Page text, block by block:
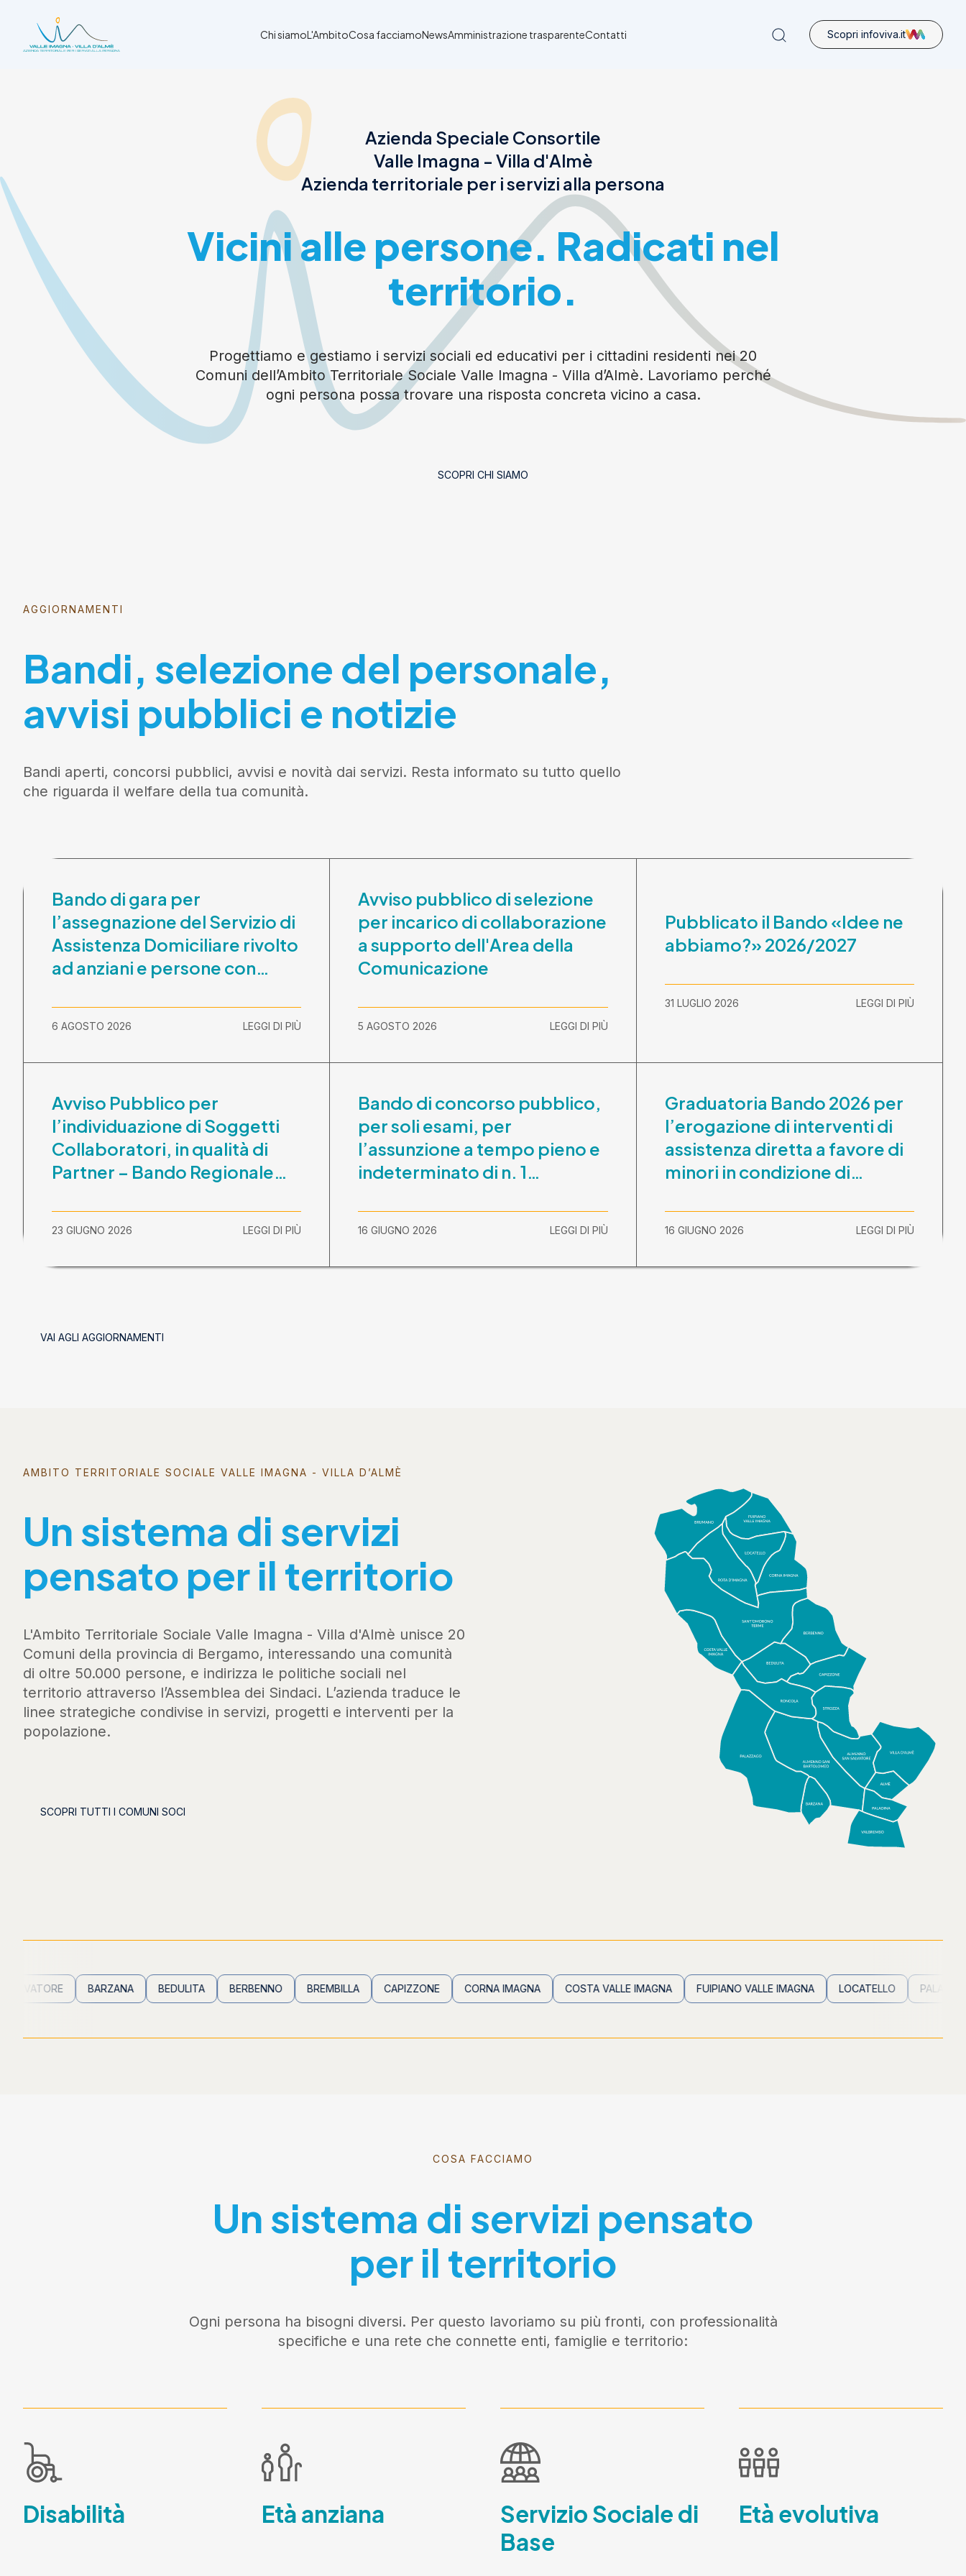
Chi siamoL'AmbitoCosa facciamoNewsAmministrazione trasparenteContatti Scopri infoviva.it
Azienda Speciale Consortile
Valle Imagna - Villa d'Almè
Azienda territoriale per i servizi alla persona
Vicini alle persone. Radicati nel
territorio.
Progettiamo e gestiamo i servizi sociali ed educativi per i cittadini residenti nei 20
Comuni dell’Ambito Territoriale Sociale Valle Imagna - Villa d’Almè. Lavoriamo perché
ogni persona possa trovare una risposta concreta vicino a casa.
SCOPRI CHI SIAMO
AGGIORNAMENTI
Bandi, selezione del personale,
avvisi pubblici e notizie
Bandi aperti, concorsi pubblici, avvisi e novità dai servizi. Resta informato su tutto quello
che riguarda il welfare della tua comunità.
Bando di gara per
l’assegnazione del Servizio di
Assistenza Domiciliare rivolto
ad anziani e persone con
ottobre 2026-30 settembre
2029
6 AGOSTO 2026 LEGGI DI PIÙ
Avviso pubblico di selezione
per incarico di collaborazione
a supporto dell'Area della
Comunicazione
5 AGOSTO 2026 LEGGI DI PIÙ
Pubblicato il Bando «Idee ne
abbiamo?» 2026/2027
31 LUGLIO 2026 LEGGI DI PIÙ
Avviso Pubblico per
l’individuazione di Soggetti
Collaboratori, in qualità di
Partner – Bando Regionale
2026” – CUP
E81B26000210003
23 GIUGNO 2026 LEGGI DI PIÙ
Bando di concorso pubblico,
per soli esami, per
l’assunzione a tempo pieno e
indeterminato di n. 1
Comunicazione prova scritta
e prova orale
16 GIUGNO 2026 LEGGI DI PIÙ
Graduatoria Bando 2026 per
l’erogazione di interventi di
assistenza diretta a favore di
minori in condizione di
sostegno elevato e molto
elevato (Misura B2) per
prestazioni socioeducative o
16 GIUGNO 2026 LEGGI DI PIÙ
VAI AGLI AGGIORNAMENTI
AMBITO TERRITORIALE SOCIALE VALLE IMAGNA - VILLA D’ALMÈ
Un sistema di servizi
pensato per il territorio
L'Ambito Territoriale Sociale Valle Imagna - Villa d'Almè unisce 20
Comuni della provincia di Bergamo, interessando una comunità
di oltre 50.000 persone, e indirizza le politiche sociali nel
territorio attraverso l’Assemblea dei Sindaci. L’azienda traduce le
linee strategiche condivise in servizi, progetti e interventi per la
popolazione.
SCOPRI TUTTI I COMUNI SOCI
BARZANA BEDULITA BERBENNO BREMBILLA CAPIZZONE CORNA IMAGNA COSTA VALLE IMAGNA FUIPIANO VALLE IMAGNA LOCATELLO PALADINA
COSA FACCIAMO
Un sistema di servizi pensato
per il territorio
Ogni persona ha bisogni diversi. Per questo lavoriamo su più fronti, con professionalità
specifiche e una rete che connette enti, famiglie e territorio:
Disabilità Età anziana
Servizio Sociale di
Base
Età evolutiva